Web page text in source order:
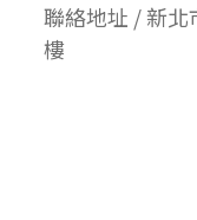
聯絡地址 / 新
樓